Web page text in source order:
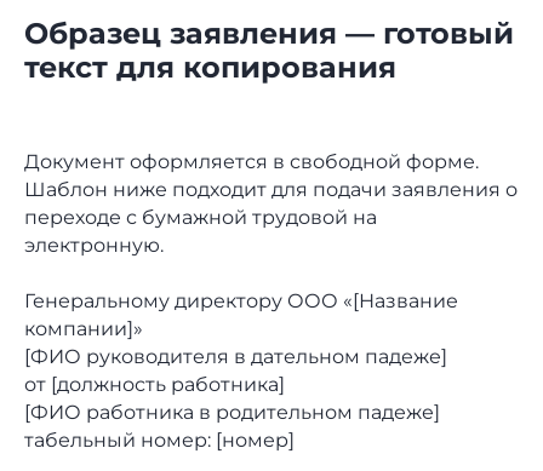
Образец заявления — готовый
текст для копирования
Документ оформляется в свободной форме.
Шаблон ниже подходит для подачи заявления о
переходе с бумажной трудовой на
электронную.
Генеральному директору ООО «[Название
компании]»
[ФИО руководителя в дательном падеже]
от [должность работника]
[ФИО работника в родительном падеже]
табельный номер: [номер]